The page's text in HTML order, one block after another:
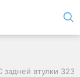
задней втулки